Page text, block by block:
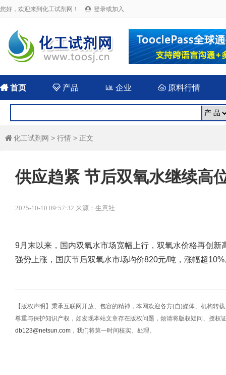
您好，欢迎来到化工试剂网！  登录或加入
首页  产品 企业 原料行情
 化工试剂网 > 行情 > 正文
供应趋紧 节后双氧水继续高
2025-10-10 09:57:32 来源：生意社
9月末以来，国内双氧水市场宽幅上行，双氧水价格再创
强势上涨，国庆节后双氧水市场均价820元/吨，涨幅超10%
【版权声明】秉承互联网开放、包容的精神，本网欢迎各方(自)媒体、机构转
尊重与保护知识产权，如发现本站文章存在版权问题，烦请将版权疑问、授权
db123@netsun.com ，我们将第一时间核实、处理。